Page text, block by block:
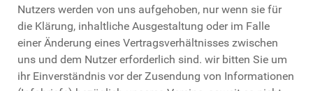
Nutzers werden von uns aufgehoben, nur wenn sie für
die Klärung, inhaltliche Ausgestaltung oder im Falle
einer Änderung eines Vertragsverhältnisses zwischen
uns und dem Nutzer erforderlich sind. wir bitten Sie um
ihr Einverständnis vor der Zusendung von Informationen